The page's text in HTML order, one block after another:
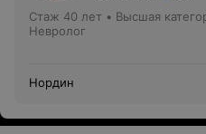
Стаж 40 лет • Высшая
Невролог
Нордин